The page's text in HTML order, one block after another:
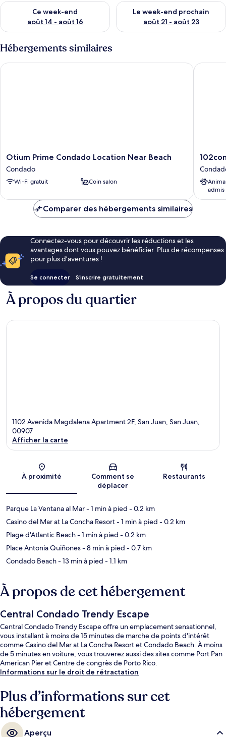
Ce week-end
août 14 - août 16
Vérifier la disponibilité pour ce week-end août 14 - août 16
Le week-end prochain
août 21 - août 23
Vérifier la disponibilité pour
Hébergements similaires
Otium
Prime
Condado
Location
Beach
Condado
Otium Prime Condado Location Near Beach
Condado
Wi-Fi gratuit Coin salon
Otium Prime Condado Location Near Beach
bl
admis
Comparer des hébergements similaires
Connectez-vous pour découvrir les réductions et les
avantages dont vous pouvez bénéficier. Plus de récompenses
pour plus d’aventures !
Se connecter S’inscrire gratuitement
À propos du quartier
1102 Avenida Magdalena Apartment 2F, San Juan, San Juan,
00907
Afficher la carte
À proximité
Comment se
déplacer
Restaurants
Parque La Ventana al Mar- 1 min à pied - 0.2 km
Casino del Mar at La Concha Resort- 1 min à pied - 0.2 km
Plage d'Atlantic Beach- 1 min à pied - 0.2 km
Place Antonia Quiñones- 8 min à pied - 0.7 km
Condado Beach- 13 min à pied - 1.1 km
À propos de cet hébergement
Central Condado Trendy Escape
Central Condado Trendy Escape offre un emplacement sensationnel,
vous installant à moins de 15 minutes de marche de points d'intérêt
comme Casino del Mar at La Concha Resort et Condado Beach. À moins
de 5 minutes en voiture, vous trouverez aussi des sites comme Port Pan
American Pier et Centre de congrès de Porto Rico.
Informations sur le droit de rétractation
Plus d’informations sur cet
hébergement
Aperçu